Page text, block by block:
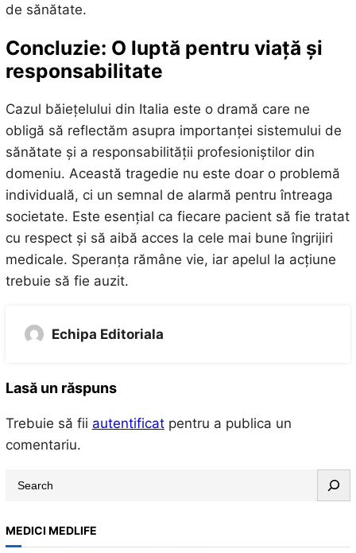
de sănătate.
Concluzie: O luptă pentru viață și
responsabilitate
Cazul băiețelului din Italia este o dramă care ne
obligă să reflectăm asupra importanței sistemului de
sănătate și a responsabilității profesioniștilor din
domeniu. Această tragedie nu este doar o problemă
individuală, ci un semnal de alarmă pentru întreaga
societate. Este esențial ca fiecare pacient să fie tratat
cu respect și să aibă acces la cele mai bune îngrijiri
medicale. Speranța rămâne vie, iar apelul la acțiune
trebuie să fie auzit.
Echipa Editoriala
Lasă un răspuns
Trebuie să fii autentificatpentru a publica un
comentariu.
a
r
MEDICI MEDLIFE